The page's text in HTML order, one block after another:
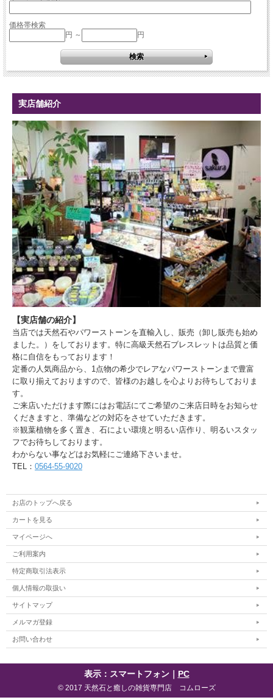
価格帯検索
円 ～
円
実店舗紹介
【実店舗の紹介】
当店では天然石やパワーストーンを直輸入し、販売（卸し販売も始め
ました。）をしております。特に高級天然石ブレスレットは品質と価
格に自信をもっております！
定番の人気商品から、1点物の希少でレアなパワーストーンまで豊富
に取り揃えておりますので、皆様のお越しを心よりお待ちしておりま
す。
ご来店いただけます際にはお電話にてご希望のご来店日時をお知らせ
くだきますと、準備などの対応をさせていただきます。
※観葉植物を多く置き、石によい環境と明るい店作り、明るいスタッ
フでお待ちしております。
わからない事などはお気軽にご連絡下さいませ。
TEL： 0564-55-9020
お店のトップへ戻る
カートを見る
マイページへ
ご利用案内
特定商取引法表示
個人情報の取扱い
サイトマップ
メルマガ登録
お問い合わせ
表示：スマートフォン｜ PC
© 2017 天然石と癒しの雑貨専門店 コムローズ